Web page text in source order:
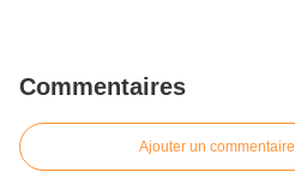
Commentaires
Ajouter un commentaire